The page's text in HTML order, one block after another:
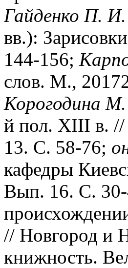
Гайденко П. И.
вв.):
144-156;
слов. М.,
Корогодина
й пол. XIII в. //
13. С. 58-76;
кафедры
Вып. 16. C.
// Новгород и
книжность.